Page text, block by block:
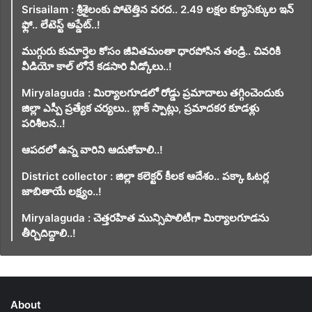
Srisailam : శ్రీశైలంకు పోటెత్తిన వరద.. 2.49 లక్షల క్యూసెక్కుల ఇన్
ఫ్లో.. లేటెస్ట్ అప్డేట్..!
ముగ్గురు కుమార్తెల కోసం జీవితమంతా ధారపోసిన తండ్రి.. చివరికి
వీడియో కాల్ లోనే కడసారి వీడ్కోలు..!
Miryalaguda : మిర్యాలగూడలో రోడ్డు ప్రమాదాలు తగ్గించెందుకు
జిల్లా ఎస్పీ ప్రత్యేక చర్యలు.. బ్లాక్ స్పాట్లు, ప్రమాదకర కూడళ్లు
పరిశీలన..!
ఆపదలో ఉన్న వారిని ఆదుకోవాలి..!
District collector : జిల్లా కలెక్టర్ కీలక ఆదేశం.. పక్కా ఓటర్ల
జాబితాయే లక్ష్యం..!
Miryalaguda : చెత్తరహిత మున్సిపాలిటీగా మిర్యాలగూడను
తీర్చిదిద్దాలి..!
About